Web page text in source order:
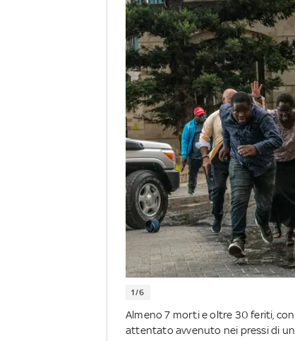
1/6
Almeno 7 morti e oltre 30 feriti,
attentato avvenuto nei pressi di